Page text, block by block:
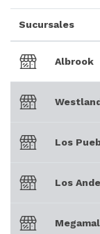
Sucursales
Albrook
Los
Los